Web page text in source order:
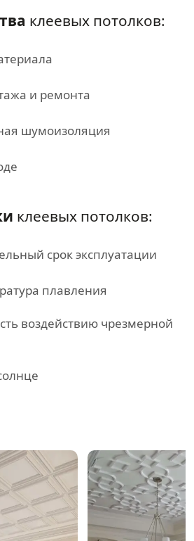
клеевых потолков:
и ремонта
шумоизоляция
клеевых потолков:
срок эксплуатации
плавления
воздействию чрезмерной